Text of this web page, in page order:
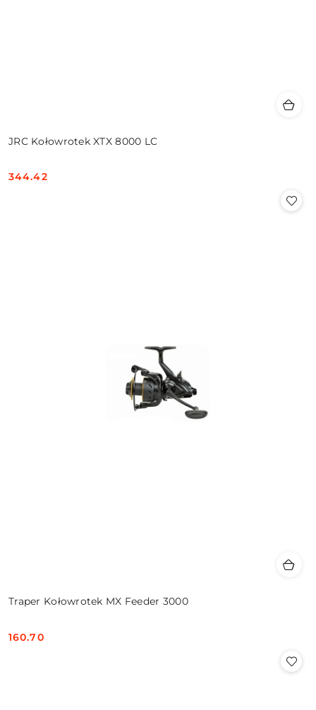
JRC Kołowrotek XTX 8000 LC
Cena:
344.42
Traper Kołowrotek MX Feeder 3000
Cena:
160.70